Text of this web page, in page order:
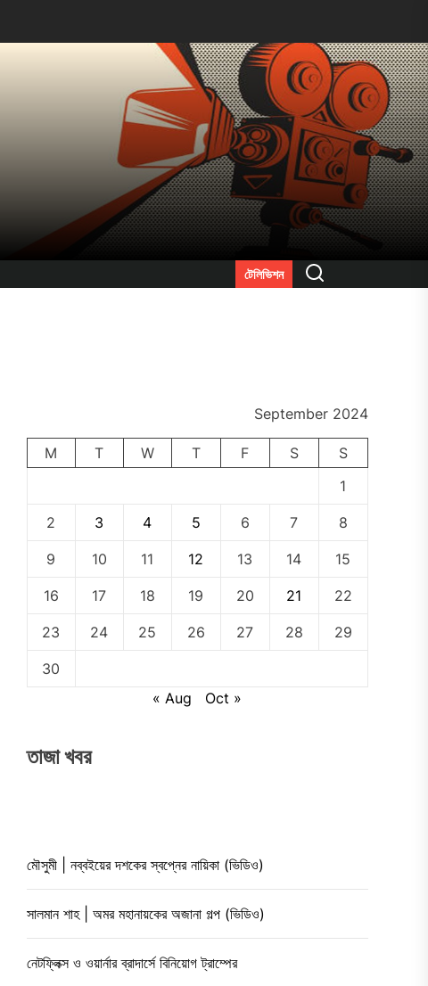
টেলিভিশন Search
September 2024
M T W T F S
S
1
2 3 4 5 6 7 8
9 10 11 12 13 14 15
16 17 18 19 20 21 22
23 24 25 26 27 28 29
30
« Aug
Oct »
তাজা খবর
মৌসুমী | নব্বইয়ের দশকের স্বপ্নের নায়িকা (ভিডিও)
সালমান শাহ | অমর মহানায়কের অজানা গল্প (ভিডিও)
নেটফ্লিক্স ও ওয়ার্নার ব্রাদার্সে বিনিয়োগ ট্রাম্পের